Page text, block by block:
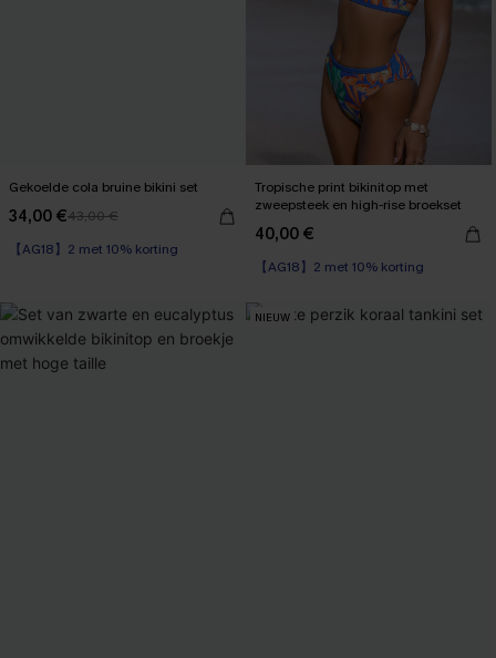
Gekoelde cola bruine bikini set
34,00 €43,00 €
【AG18】2 met 10% korting
High Waist
Tropische print bikinitop met
zweepsteek en high-rise broekset
40,00 €
【AG18】2 met 10% korting
High Waist
NIEUW